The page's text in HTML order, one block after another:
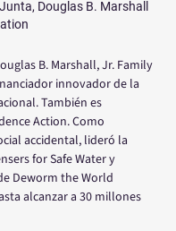
Douglas B. Marshall
B. Marshall, Jr. Family
innovador de la
También es
Action. Como
accidental, lideró la
for Safe Water y
Deworm the World
alcanzar a 30 millones